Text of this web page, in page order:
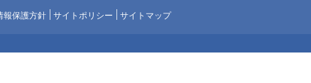
報保護方針 サイトポリシー サイトマップ